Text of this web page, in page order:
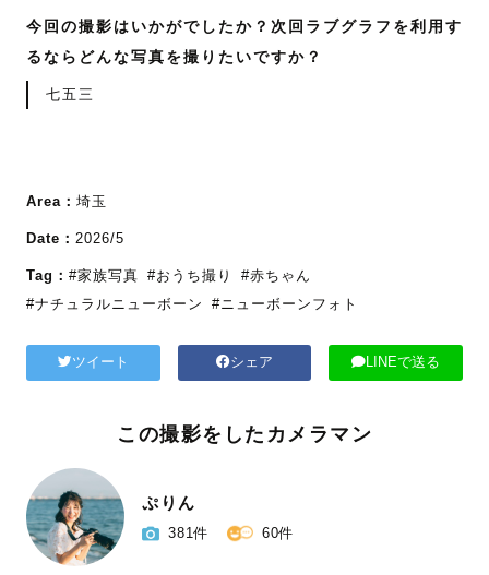
今回の撮影はいかがでしたか？次回ラブグラフを利用す
るならどんな写真を撮りたいですか？
七五三
Area： 埼玉
Date： 2026/5
Tag： #家族写真 #おうち撮り
#赤ちゃん
#ナチュラルニューボーン
#ニューボーンフォト
ツイート シェア LINEで送る
この撮影をしたカメラマン
ぷりん
381件 60件